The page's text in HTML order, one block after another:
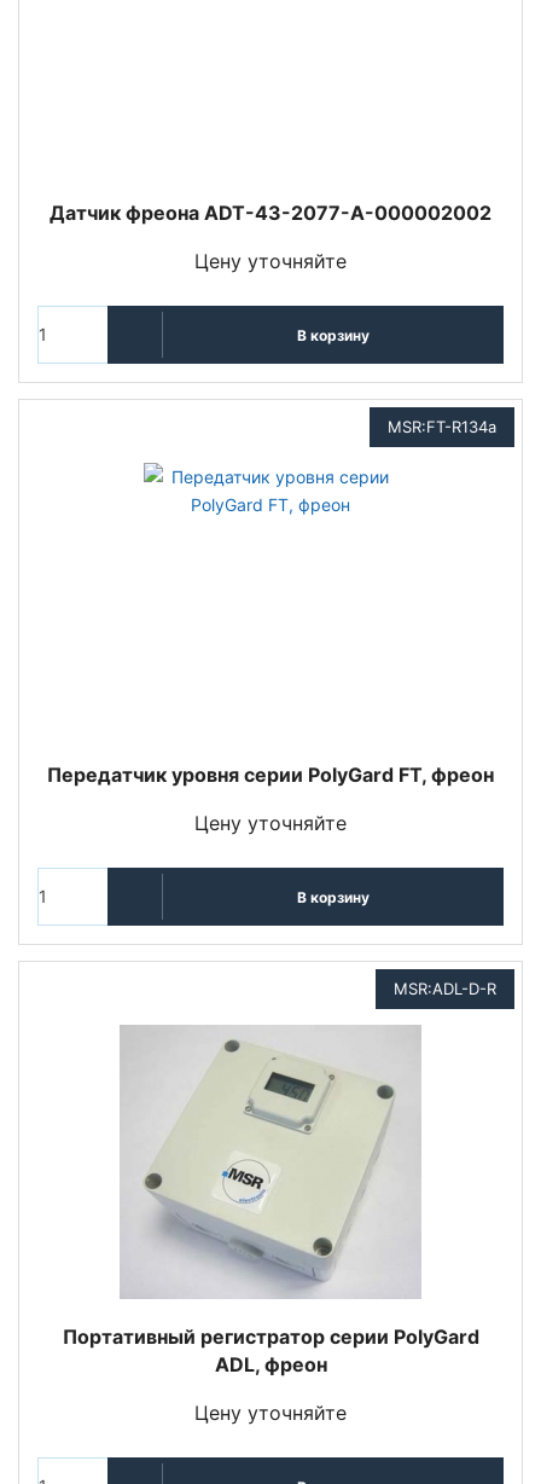
Датчик фреона ADT-43-2077-А-000002002
Цену уточняйте
В корзину
MSR:FT-R134a
Передатчик уровня серии PolyGard FT, фреон
Цену уточняйте
В корзину
MSR:ADL-D-R
Портативный регистратор серии PolyGard
ADL, фреон
Цену уточняйте